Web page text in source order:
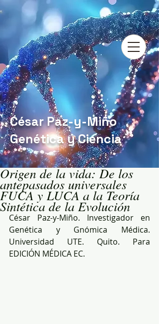
César Paz-y-Miño
Genética y Ciencia
Origen de la vida: De los
antepasados universales
FUCA y LUCA a la Teoría
Sintética de la Evolución
César Paz-y-Miño. Investigador en
Genética y Gnómica Médica.
Universidad UTE. Quito. Para
EDICIÓN MÉDICA EC.